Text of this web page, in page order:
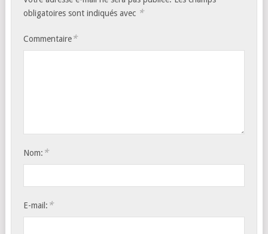
obligatoires sont indiqués avec *
Commentaire*
Nom: *
E-mail: *